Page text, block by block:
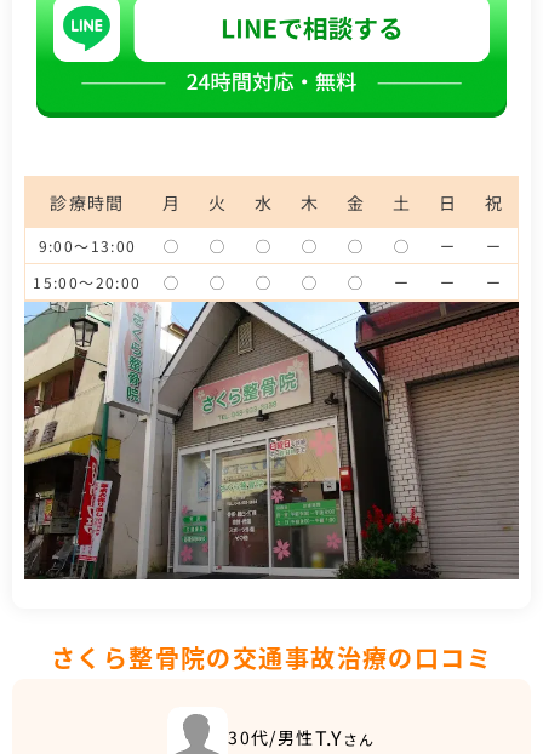
診療時間 月 火 水 木 金 土 日 祝
9:00～13:00 ◯ ◯ ◯ ◯ ◯ ◯ ー
ー
15:00～20:00
◯ ◯ ◯ ◯ ◯ ー ー ー
さくら整骨院の交通事故治療の口コミ
30代/男性T.Yさん